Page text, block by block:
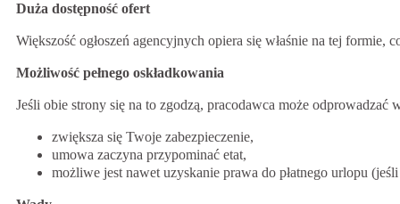
Duża dostępność ofert
Większość ogłoszeń agencyjnych opiera się właśnie na tej formie,
Możliwość pełnego oskładkowania
Jeśli obie strony się na to zgodzą, pracodawca może odprowadzać
zwiększa się Twoje zabezpieczenie,
umowa zaczyna przypominać etat,
możliwe jest nawet uzyskanie prawa do płatnego urlopu